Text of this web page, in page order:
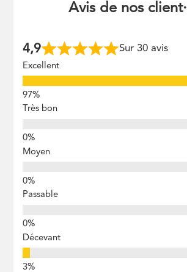
Avis de nos client·
4,9 Sur 30 avis
Excellent
Très bon
Moyen
Passable
Décevant